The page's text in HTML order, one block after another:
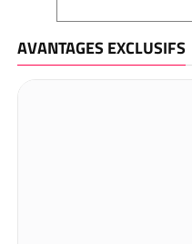
AVANTAGES EXCLUSIFS